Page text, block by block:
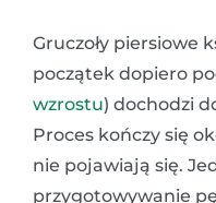
Gruczoły piersiowe
początek dopiero
wzrostu) dochodzi
Proces kończy się
nie pojawiają się.
przygotowywanie